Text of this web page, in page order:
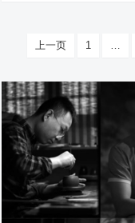
分
页
上一页 1 …